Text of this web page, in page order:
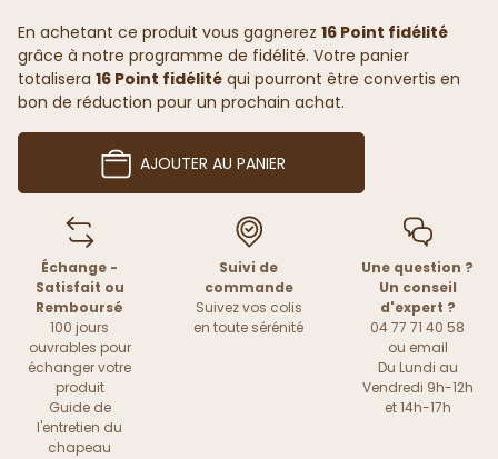
En achetant ce produit vous gagnerez 16 Point fidélité
grâce à notre programme de fidélité. Votre panier
totalisera 16 Point fidélité qui pourront être convertis en
bon de réduction pour un prochain achat.
AJOUTER AU PANIER
Échange -
Satisfait ou
Remboursé
100 jours
ouvrables pour
échanger votre
produit
Guide de
l'entretien du
chapeau
Suivi de
commande
Suivez vos colis
en toute sérénité
Une question ?
Un conseil
d'expert ?
04 77 71 40 58
ou email
Du Lundi au
Vendredi 9h-12h
et 14h-17h